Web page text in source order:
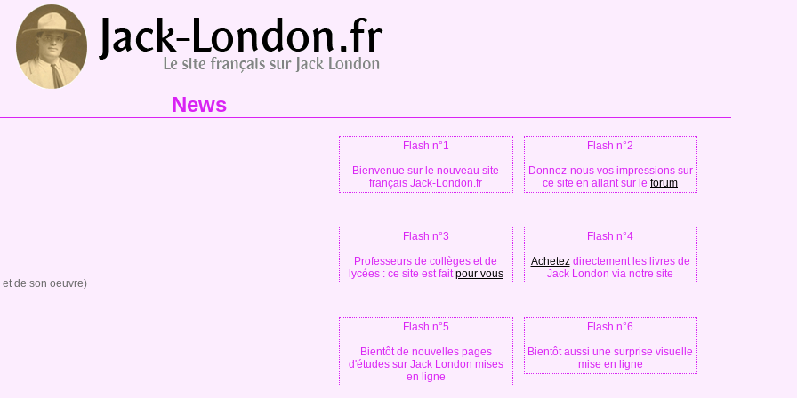
News
de son oeuvre)
Flash n°1
Bienvenue sur le nouveau site
français Jack-London.fr
Flash n°2
Donnez-nous vos impressions sur
ce site en allant sur le forum
Flash n°3
Professeurs de collèges et de
lycées : ce site est faitpour vous
Flash n°4
Achetezdirectement les livres de
Jack London via notre site
Flash n°5
Bientôt de nouvelles pages
d'études sur Jack London mises
en ligne
Flash n°6
Bientôt aussi une surprise visuelle
mise en ligne